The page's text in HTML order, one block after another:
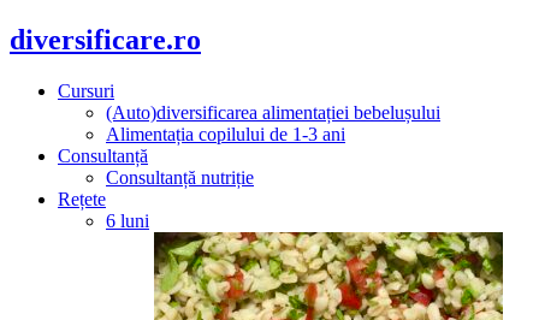
diversificare.ro
Cursuri
(Auto)diversificarea alimentației bebelușului
Alimentația copilului de 1-3 ani
Consultanță
Consultanță nutriție
Rețete
6 luni